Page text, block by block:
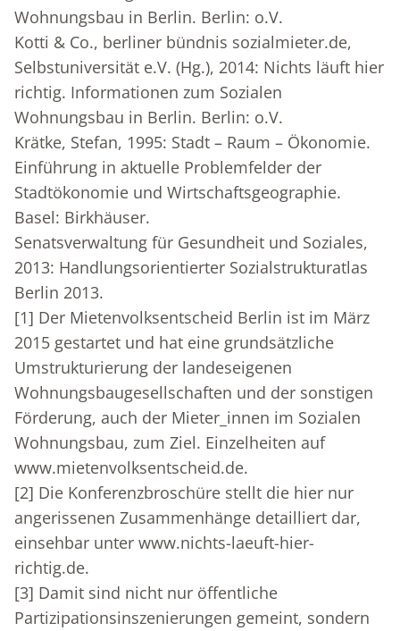
Wohnungsbau in Berlin. Berlin: o.V.
Kotti & Co., berliner bündnis sozialmieter.de,
Selbstuniversität e.V. (Hg.), 2014: Nichts läuft hier
richtig. Informationen zum Sozialen
Wohnungsbau in Berlin. Berlin: o.V.
Krätke, Stefan, 1995: Stadt – Raum – Ökonomie.
Einführung in aktuelle Problemfelder der
Stadtökonomie und Wirtschaftsgeographie.
Basel: Birkhäuser.
Senatsverwaltung für Gesundheit und Soziales,
2013: Handlungsorientierter Sozialstrukturatlas
Berlin 2013.
[1] Der Mietenvolksentscheid Berlin ist im März
2015 gestartet und hat eine grundsätzliche
Umstrukturierung der landeseigenen
Wohnungsbaugesellschaften und der sonstigen
Förderung, auch der Mieter_innen im Sozialen
Wohnungsbau, zum Ziel. Einzelheiten auf
www.mietenvolksentscheid.de.
[2] Die Konferenzbroschüre stellt die hier nur
angerissenen Zusammenhänge detailliert dar,
einsehbar unter www.nichts-laeuft-hier-
richtig.de.
[3] Damit sind nicht nur öffentliche
Partizipationsinszenierungen gemeint, sondern